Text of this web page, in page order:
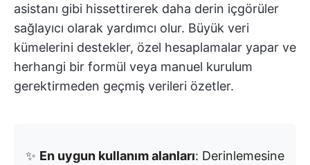
asistanı gibi hissettirerek daha derin içgörüler
sağlayıcı olarak yardımcı olur. Büyük veri
kümelerini destekler, özel hesaplamalar yapar ve
herhangi bir formül veya manuel kurulum
gerektirmeden geçmiş verileri özetler.
✨ En uygun kullanım alanları: Derinlemesine